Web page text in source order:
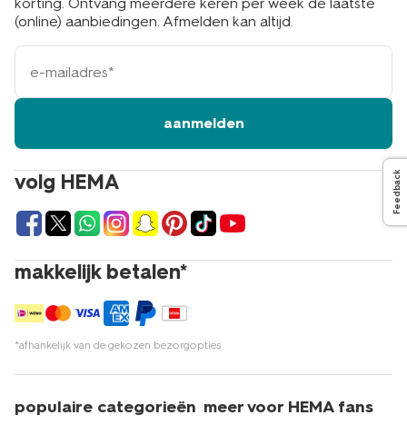
volg HEMA
makkelijk betalen*
*afhankelijk van de gekozen bezorgopties
(online) aanbiedingen. Afmelden kan altijd.
e-
mailadres
aanmelden
populaire categorieën meer voor HEMA fans
Feedback